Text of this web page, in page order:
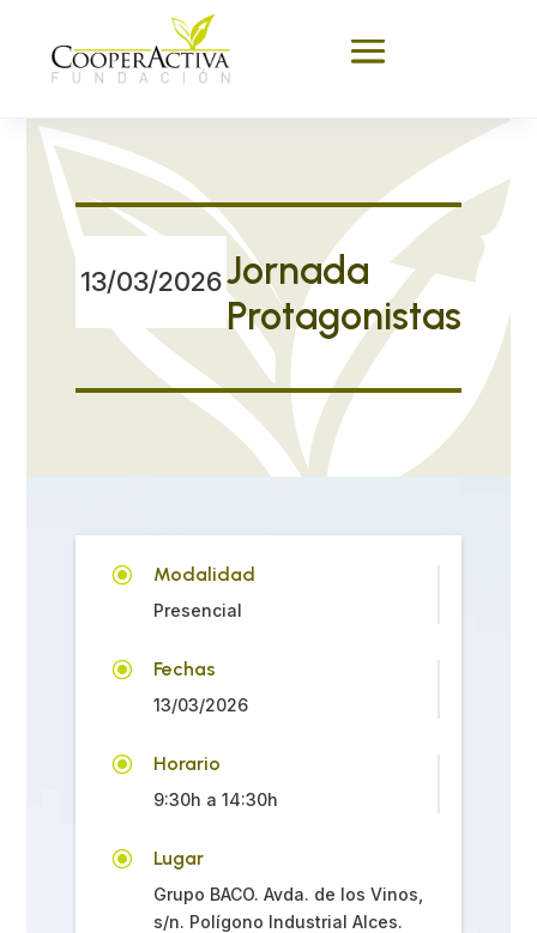
13/03/2026Jornada
Protagonistas
\ Modalidad
Presencial
\ Fechas
13/03/2026
\ Horario
9:30h a 14:30h
\ Lugar
Grupo BACO. Avda. de los Vinos,
s/n. Polígono Industrial Alces.